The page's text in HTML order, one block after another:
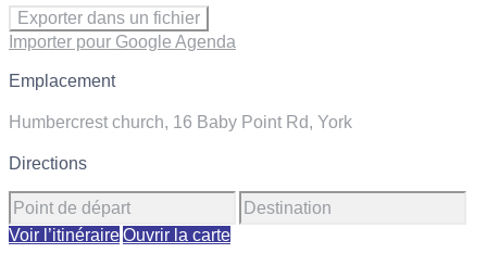
Exporter dans un fichier
Importer pour Google Agenda
Emplacement
Humbercrest church, 16 Baby Point Rd, York
Directions
Voir l’itinéraireOuvrir la carte